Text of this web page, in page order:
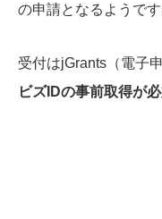
の申請となるようです
受付はjGrants（電子
ビズIDの事前取得が